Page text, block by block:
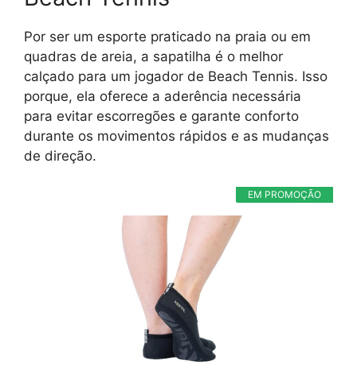
Por ser um esporte praticado na praia ou em
quadras de areia, a sapatilha é o melhor
calçado para um jogador de Beach Tennis. Isso
porque, ela oferece a aderência necessária
para evitar escorregões e garante conforto
durante os movimentos rápidos e as mudanças
de direção.
EM PROMOÇÃO